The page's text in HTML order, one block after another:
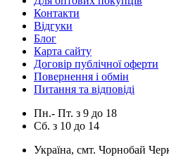
Контакти
Відгуки
Блог
Карта сайту
Договір публічної оферти
Повернення і обмін
Питання та відповіді
Пн.- Пт. з 9 до 18
Сб. з 10 до 14
Україна, смт. Чорнобай